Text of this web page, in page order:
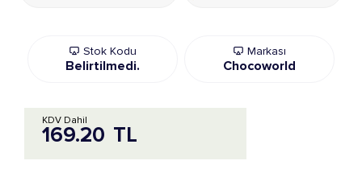
Stok Kodu
Belirtilmedi.
Markası
Chocoworld
169.20 TL
KDV Dahil